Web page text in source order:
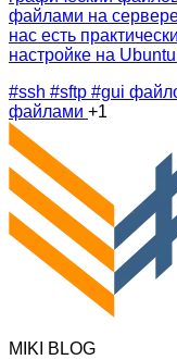
файлами на
нас есть
настройке на
#ssh #sftp #gui
файлами +1
MIKI BLOG